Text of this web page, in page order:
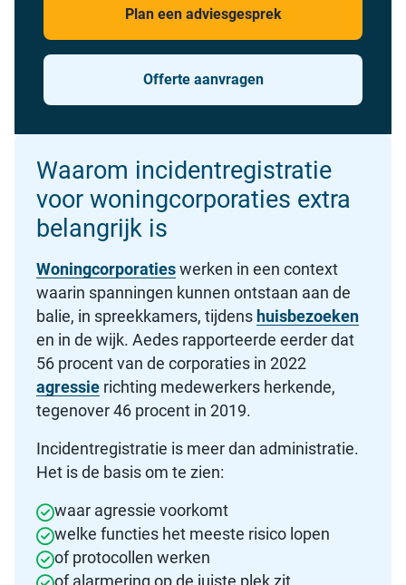
Plan een adviesgesprek
Offerte aanvragen
Waarom incidentregistratie
voor woningcorporaties extra
belangrijk is
Woningcorporatieswerken in een context
waarin spanningen kunnen ontstaan aan de
balie, in spreekkamers, tijdens huisbezoeken
en in de wijk. Aedes rapporteerde eerder dat
56 procent van de corporaties in 2022
agressie richting medewerkers herkende,
tegenover 46 procent in 2019.
Incidentregistratie is meer dan administratie.
Het is de basis om te zien:
waar agressie voorkomt
welke functies het meeste risico lopen
of protocollen werken
of alarmering op de juiste plek zit